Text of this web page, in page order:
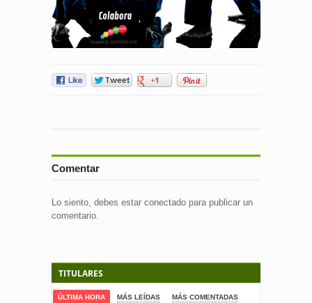
Comentar
Lo siento, debes estar conectado para publicar un
comentario.
TITULARES
ÚLTIMA HORA MÁS LEÍDAS MÁS COMENTADAS